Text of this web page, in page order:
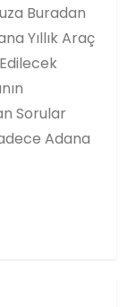
Buradan
Yıllık Araç
Sorular
Adana